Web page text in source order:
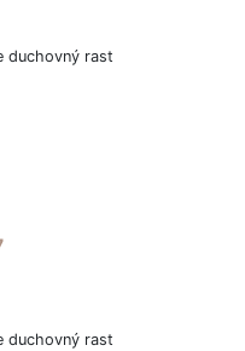
duchovný rast
duchovný rast